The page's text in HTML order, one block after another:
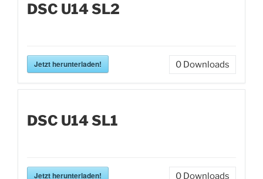
DSC U14 SL2
Jetzt herunterladen! 0 Downloads
DSC U14 SL1
Jetzt herunterladen! 0 Downloads